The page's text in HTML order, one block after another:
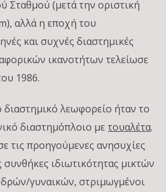
Σταθμού (μετά την οριστική
αλλά η εποχή του
και συχνές διαστημικές
ικανοτήτων τελείωσε
1986.
διαστημικό λεωφορείο ήταν το
διαστημόπλοιο μετουαλέτα.
τις προηγούμενες ανησυχίες
συνθήκες ιδιωτικότητας μικτών
γυναικών, στριμωγμένοι